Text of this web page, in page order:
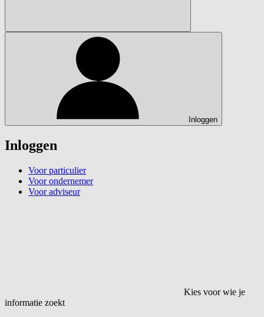
Inloggen
Inloggen
Voor particulier
Voor ondernemer
Voor adviseur
Kies voor wie je
informatie zoekt